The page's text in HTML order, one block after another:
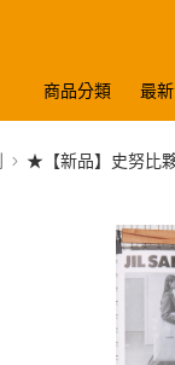
商品分類 最
★【新品】史努比